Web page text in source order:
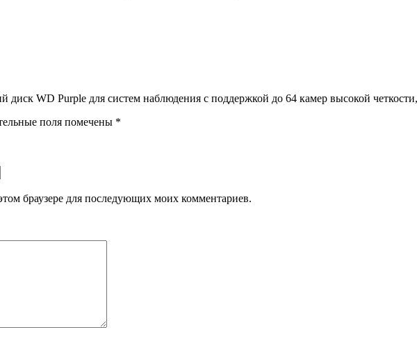
диск WD Purple для систем наблюдения с поддержкой до 64 камер высокой
поля помечены *
браузере для последующих моих комментариев.